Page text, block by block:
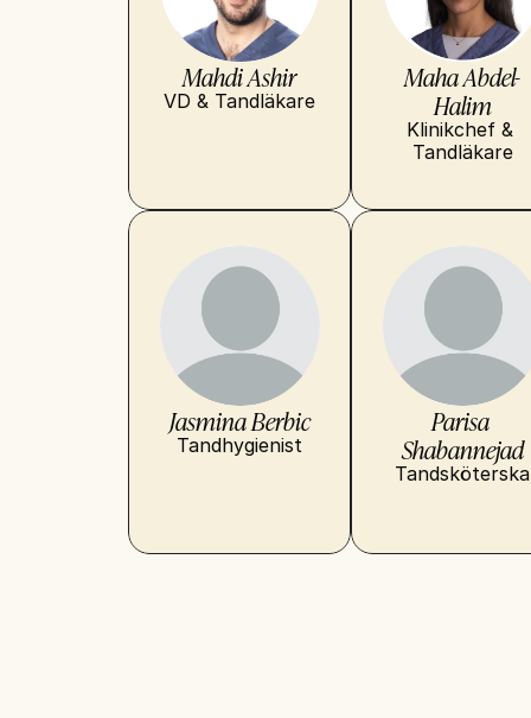
Mahdi Ashir
VD & Tandläkare
Maha Abdel-
Halim
Klinikchef &
Tandläkare
Jasmina Berbic
Tandhygienist
Parisa
Shabannejad
Tandsköterska